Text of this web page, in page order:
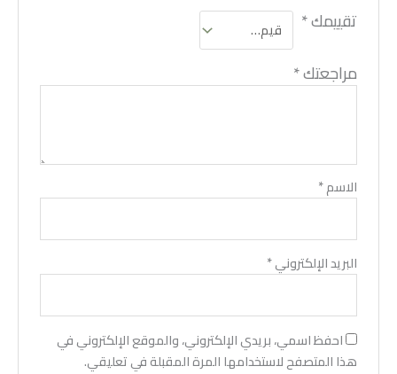
تقييمك*
مراجعتك*
الاسم*
البريد الإلكتروني*
احفظ اسمي، بريدي الإلكتروني، والموقع الإلكتروني في
هذا المتصفح لاستخدامها المرة المقبلة في تعليقي.